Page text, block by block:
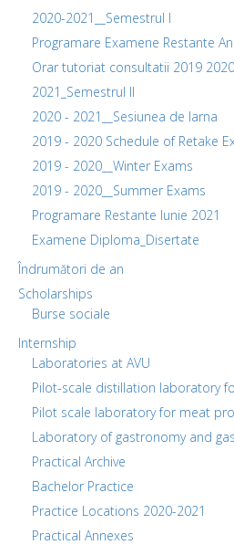
2020-2021__Semestrul I
Programare Examene Restante
Orar tutoriat consultatii 2019 2020
2021_Semestrul II
2020 - 2021__Sesiunea de Iarna
2019 - 2020 Schedule of Retake
2019 - 2020__Winter Exams
2019 - 2020__Summer Exams
Programare Restante Iunie 2021
Examene Diploma_Disertate
Îndrumători de an
Scholarships
Burse sociale
Internship
Laboratories at AVU
Pilot-scale distillation laboratory
Pilot scale laboratory for meat
Laboratory of gastronomy and
Practical Archive
Bachelor Practice
Practice Locations 2020-2021
Practical Annexes